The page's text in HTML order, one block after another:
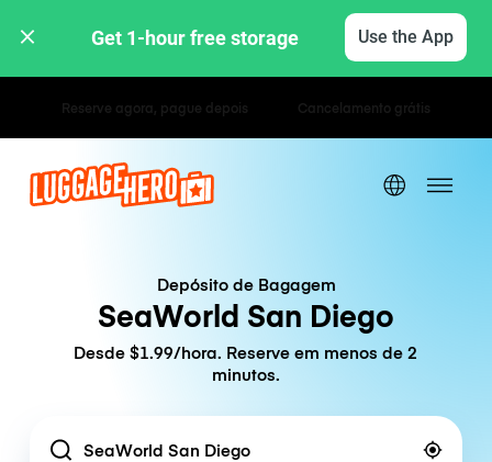
Get 1-hour free storage Use the App
Tarifas horárias / diárias
Depósito de Bagagem
SeaWorld San Diego
Desde $1.99/hora. Reserve em menos de 2
minutos.
Location